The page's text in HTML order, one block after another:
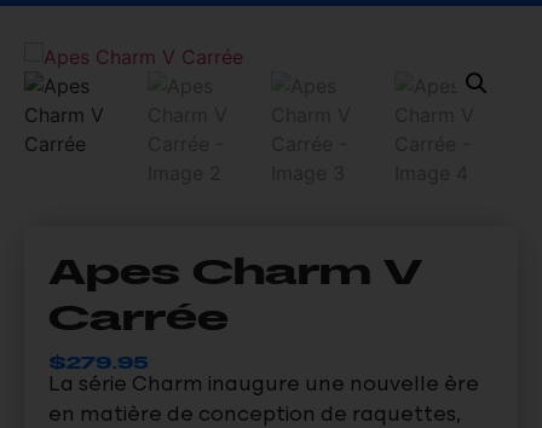
Apes Charm V
Carrée
$279.95
La série Charm inaugure une nouvelle ère
en matière de conception de raquettes,